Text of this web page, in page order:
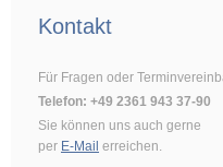
Kontakt
Für Fragen oder
Telefon: +49 2361 943 37-90
Sie können uns auch gerne
per E-Mail erreichen.